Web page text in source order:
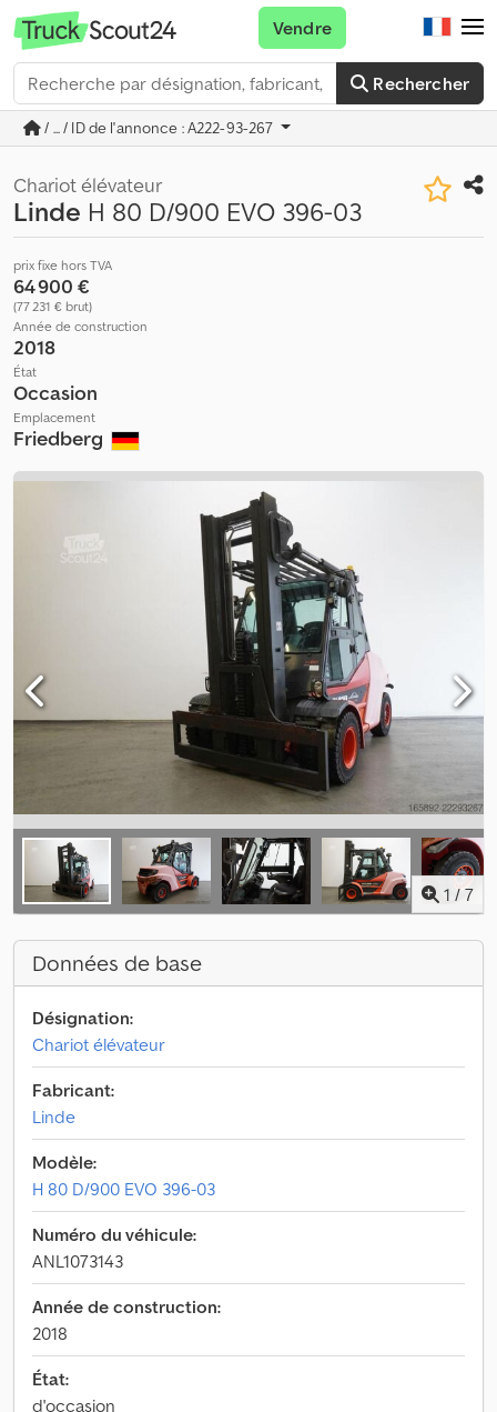
Rechercher
Vendre
/ ... / ID de l'annonce : A222-93-267
Chariot élévateur
Linde H 80 D/900 EVO 396-03
prix fixe hors TVA
64 900 €
(77 231 € brut)
Année de construction
2018
État
Occasion
Emplacement
Friedberg
1 / 7
Données de base
Désignation:
Chariot élévateur
Fabricant:
Linde
Modèle:
H 80 D/900 EVO 396-03
Numéro du véhicule:
ANL1073143
Année de construction:
2018
État:
d'occasion